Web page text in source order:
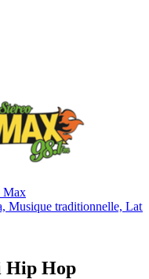
Max
Musique traditionnelle,
Hip Hop